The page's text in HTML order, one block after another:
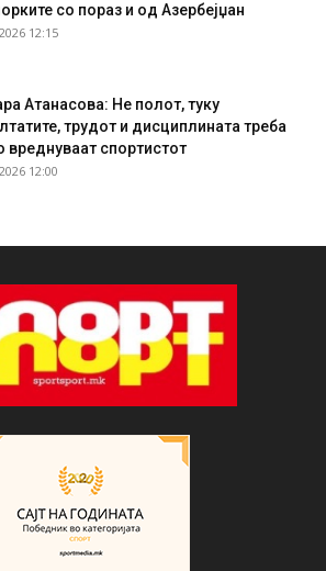
со пораз и од Азербејџан
12:15
Атанасова: Не полот, туку
трудот и дисциплината треба
вреднуваат спортистот
12:00